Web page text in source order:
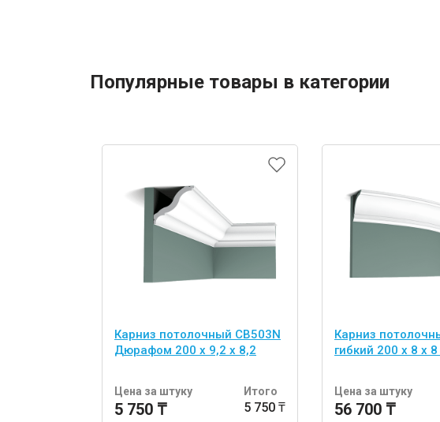
Популярные товары в категории
Карниз потолочный CB503N
Дюрафом 200 x 9,2 x 8,2
Цена за штуку
5 750 ₸
Итого
5 750 ₸
Карниз
гибкий 200 х 8 х
Цена за штуку
56 700 ₸